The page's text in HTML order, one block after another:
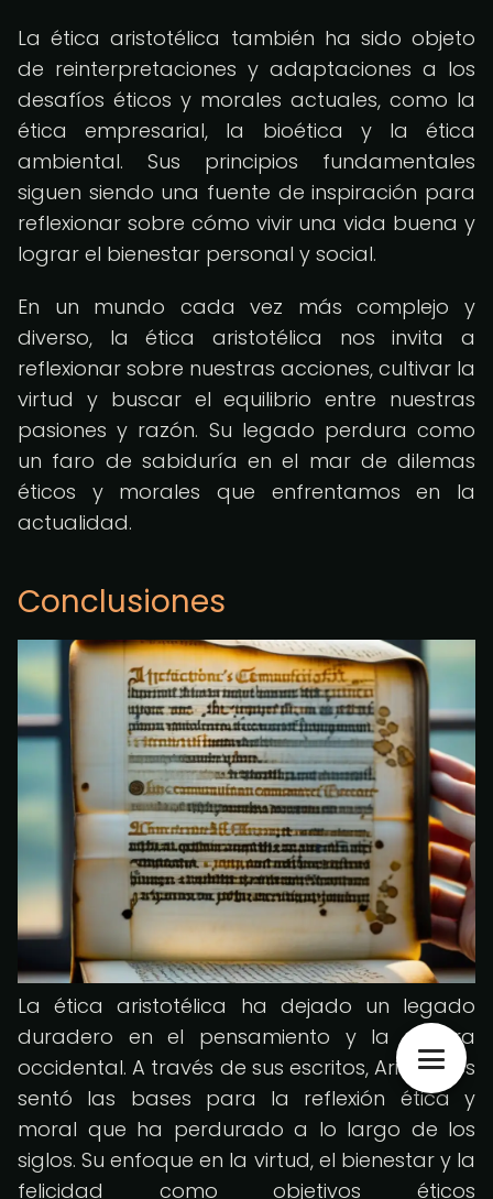
La ética aristotélica también ha sido objeto
de reinterpretaciones y adaptaciones a los
desafíos éticos y morales actuales, como la
ética empresarial, la bioética y la ética
ambiental. Sus principios fundamentales
siguen siendo una fuente de inspiración para
reflexionar sobre cómo vivir una vida buena y
lograr el bienestar personal y social.
En un mundo cada vez más complejo y
diverso, la ética aristotélica nos invita a
reflexionar sobre nuestras acciones, cultivar la
virtud y buscar el equilibrio entre nuestras
pasiones y razón. Su legado perdura como
un faro de sabiduría en el mar de dilemas
éticos y morales que enfrentamos en la
actualidad.
Conclusiones
La ética aristotélica ha dejado un legado
duradero en el pensamiento y la cultura
occidental. A través de sus escritos, Aristóteles
sentó las bases para la reflexión ética y
moral que ha perdurado a lo largo de los
siglos. Su enfoque en la virtud, el bienestar y la
felicidad como objetivos éticos